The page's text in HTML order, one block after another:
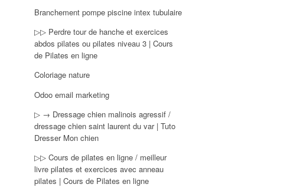
Branchement pompe piscine intex tubulaire
▷▷ Perdre tour de hanche et exercices
abdos pilates ou pilates niveau 3 | Cours
de Pilates en ligne
Coloriage nature
Odoo email marketing
▷ → Dressage chien malinois agressif /
dressage chien saint laurent du var | Tuto
Dresser Mon chien
▷▷ Cours de pilates en ligne / meilleur
livre pilates et exercices avec anneau
pilates | Cours de Pilates en ligne